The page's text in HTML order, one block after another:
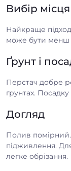
Вибір місця
Найкраще
може бути менш
Ґрунт і
Перстач добре
ґрунтах.
Догляд
Полив
підживлення.
легке обрізання.